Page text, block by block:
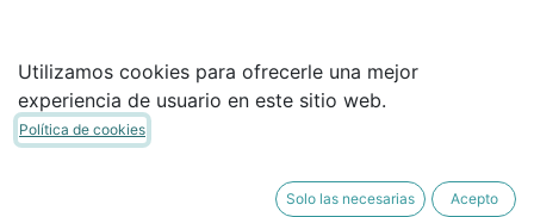
Utilizamos cookies para ofrecerle una mejor
experiencia de usuario en este sitio web.
Política de cookies
Solo las necesarias Acepto